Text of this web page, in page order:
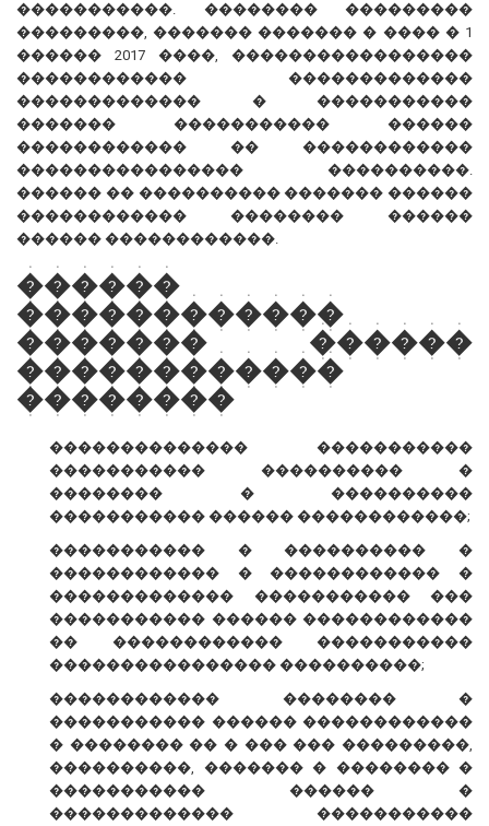
�����������. �������� ���������
���������, ������� ������� � ���� � 1
������ 2017 ����, �����������������
������������ �������������
������������� � �����������
������� ����������� ������
������������ �� ������������
���������������� ����������.
������ �� ���������� ������� ������
������������ �������� ������
������ ������������.
������
������������
������� ������
������������
��������
�������������� �����������
����������� ���������� �
�������� � ����������
����������� ������ ������������;
����������� � ���������� �
������������ � ������������ �
������������� ����������� ���
����������� ������ ������������
�� ������������ �����������
���������������� ����������;
������������ �������� �
����������� ������ ������������
� �������� �� � ��� ��� ���������,
����������, ������� � �������� �
����������� ������ �
������������� �����������